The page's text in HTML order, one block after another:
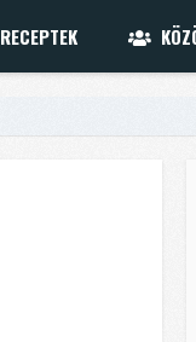
RECEPTEK